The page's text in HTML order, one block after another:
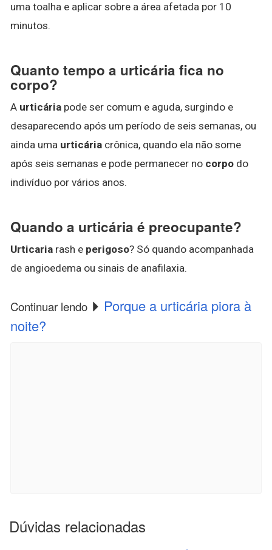
uma toalha e aplicar sobre a área afetada por 10
minutos.
Quanto tempo a urticária fica no
corpo?
A urticária pode ser comum e aguda, surgindo e
desaparecendo após um período de seis semanas, ou
ainda uma urticária crônica, quando ela não some
após seis semanas e pode permanecer no corpo do
indivíduo por vários anos.
Quando a urticária é preocupante?
Urticaria rash e perigoso? Só quando acompanhada
de angioedema ou sinais de anafilaxia.
Continuar lendo
Porque a urticária piora à
noite?
Dúvidas relacionadas